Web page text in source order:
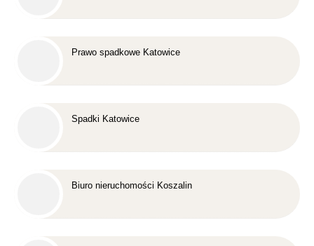
Prawo spadkowe Katowice
Spadki Katowice
Biuro nieruchomości Koszalin